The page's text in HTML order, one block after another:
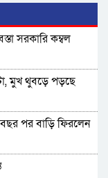
সরকারি কম্বল
মুখ থুবড়ে পড়ছে
পর বাড়ি ফিরলেন